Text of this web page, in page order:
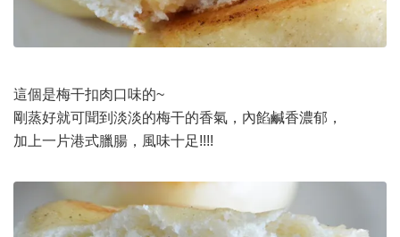
這個是梅干扣肉口味的~
剛蒸好就可聞到淡淡的梅干的香氣，內餡鹹香濃郁，
加上一片港式臘腸，風味十足!!!!